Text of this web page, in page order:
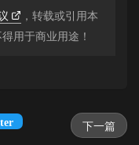
，转载或引用本
用于商业用途！
下一篇